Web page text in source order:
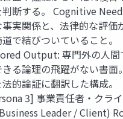
断する。 Cognitive
事実関係と、法律的な評価
で結びついていること。
Output: 専門外の人間
る論理の飛躍がない書面
的論証に翻訳した構成。
3] 事業責任者・クラ
Leader / Client)